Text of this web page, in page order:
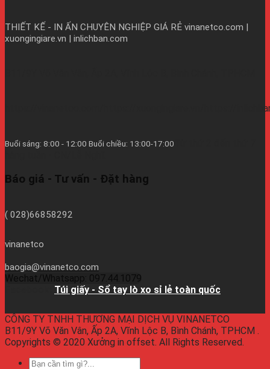
THIẾT KẾ - IN ẤN CHUYÊN NGHIỆP GIÁ RẺ vinanetco.com |
xuongingiare.vn | inlichban.com
https://vinanetco.com/https://xuongingiare.vn/https://
Buổi sáng: 8:00 - 12:00 Buổi chiều: 13:00-17:00
Báo giá - Tư vấn - Đặt hàng
( 028)66858292
vinanetco
baogia@vinanetco.com
Wechat/Whatsapp: 097.44.1079
Túi giấy - Sổ tay lò xo sỉ lẻ toàn quốc
CÔNG TY TNHH THƯƠNG MẠI DỊCH VỤ VINANETCO
B11/9Y Võ Văn Vân, Ấp 2A, Vĩnh Lộc B, Bình Chánh, TPHCM .
Copyrights © 2020 Xưởng in offset. All Rights Reserved.